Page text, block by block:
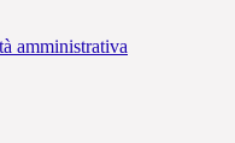
amministrativa